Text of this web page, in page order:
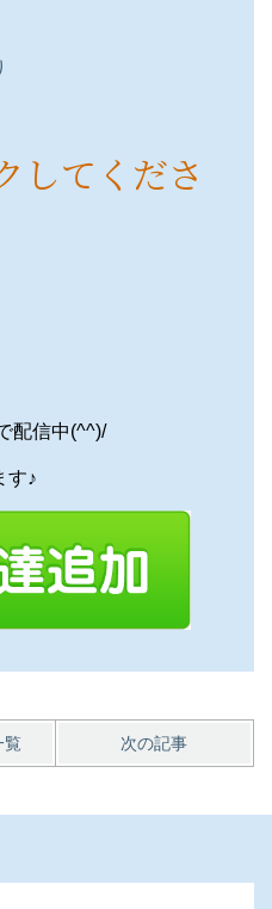
してくださ
配信中(^^)/
す♪
覧 次の記事